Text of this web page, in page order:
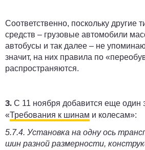
Соответственно, поскольку другие
средств – грузовые автомобили
автобусы и так далее – не
значит, на них правила по
распространяются.
3. С 11 ноября добавится еще один
«Требования к шинам и колесам»:
5.7.4. Установка на одну ось
шин разной размерности,